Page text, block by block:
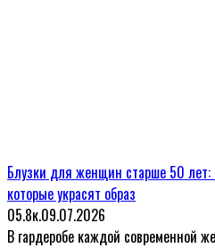
Блузки для женщин старше 50
которые украсят образ
05.8к.09.07.2026
В гардеробе каждой современной